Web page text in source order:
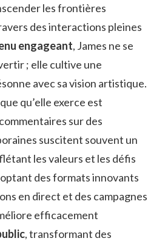
les frontières
des interactions pleines
engageant, James ne se
; elle cultive une
avec sa vision artistique.
qu’elle exerce est
sur des
suscitent souvent un
les valeurs et les défis
des formats innovants
en direct et des campagnes
efficacement
, transformant des